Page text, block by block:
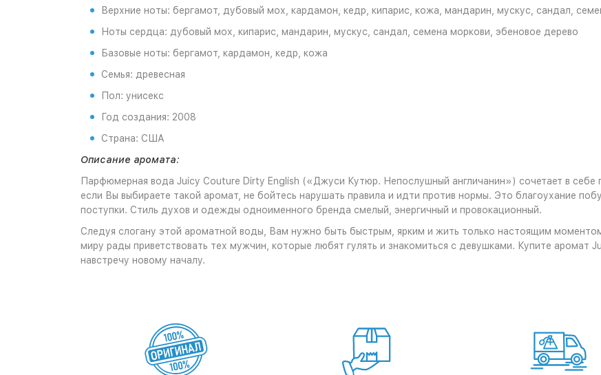
Верхние ноты: бергамот, дубовый мох, кардамон, кедр, кипарис, кожа, мандарин, мускус, сандал,
Ноты сердца: дубовый мох, кипарис, мандарин, мускус, сандал, семена моркови, эбеновое дерево
Базовые ноты: бергамот, кардамон, кедр, кожа
Семья: древесная
Пол: унисекс
Год создания: 2008
Страна: США
Описание аромата:
Парфюмерная вода Juicy Couture Dirty English («Джуси Кутюр. Непослушный англичанин») сочетает в себе
если Вы выбираете такой аромат, не бойтесь нарушать правила и идти против нормы. Это благоухание
поступки. Стиль духов и одежды одноименного бренда смелый, энергичный и провокационный.
Следуя слогану этой ароматной воды, Вам нужно быть быстрым, ярким и жить только настоящим
миру рады приветствовать тех мужчин, которые любят гулять и знакомиться с девушками. Купите аромат
навстречу новому началу.